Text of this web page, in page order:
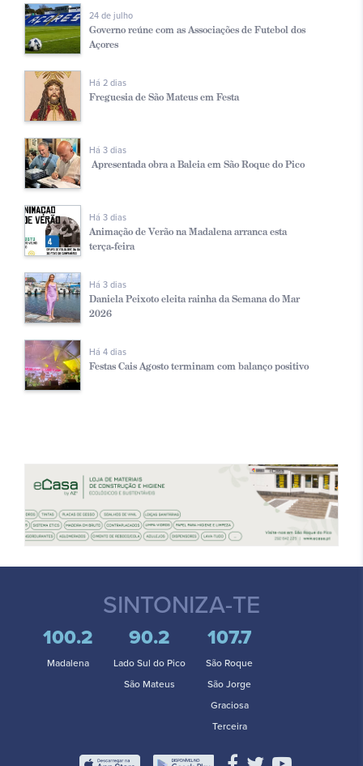
24 de julho
Governo reúne com as Associações de Futebol dos
Açores
Há 2 dias
Freguesia de São Mateus em Festa
Há 3 dias
Apresentada obra a Baleia em São Roque do Pico
Há 3 dias
Animação de Verão na Madalena arranca esta
terça-feira
Há 3 dias
Daniela Peixoto eleita rainha da Semana do Mar
2026
Há 4 dias
Festas Cais Agosto terminam com balanço positivo
SINTONIZA-TE
100.2
Madalena
90.2
Lado Sul do Pico
São Mateus
107.7
São Roque
São Jorge
Graciosa
Terceira